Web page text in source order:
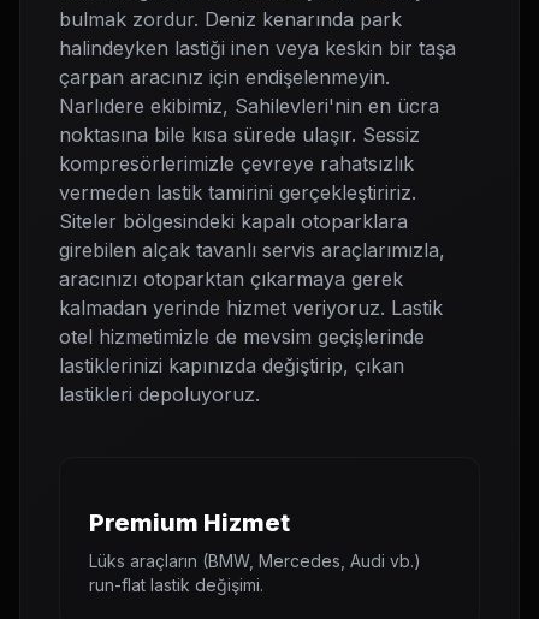
bulmak zordur. Deniz kenarında park
halindeyken lastiği inen veya keskin bir taşa
çarpan aracınız için endişelenmeyin.
Narlıdere ekibimiz, Sahilevleri'nin en ücra
noktasına bile kısa sürede ulaşır. Sessiz
kompresörlerimizle çevreye rahatsızlık
vermeden lastik tamirini gerçekleştiririz.
Siteler bölgesindeki kapalı otoparklara
girebilen alçak tavanlı servis araçlarımızla,
aracınızı otoparktan çıkarmaya gerek
kalmadan yerinde hizmet veriyoruz. Lastik
otel hizmetimizle de mevsim geçişlerinde
lastiklerinizi kapınızda değiştirip, çıkan
lastikleri depoluyoruz.
Premium Hizmet
Lüks araçların (BMW, Mercedes, Audi vb.)
run-flat lastik değişimi.